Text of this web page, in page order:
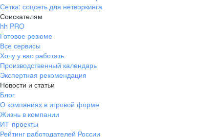
Сетка: соцсеть для нетворкинга
Соискателям
hh PRO
Готовое резюме
Все сервисы
Хочу у вас работать
Производственный календарь
Экспертная рекомендация
Новости и статьи
Блог
О компаниях в игровой форме
Жизнь в компании
ИТ-проекты
Рейтинг работодателей России